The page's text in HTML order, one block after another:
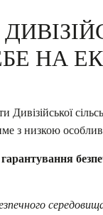
НА
з низкою
гарантування